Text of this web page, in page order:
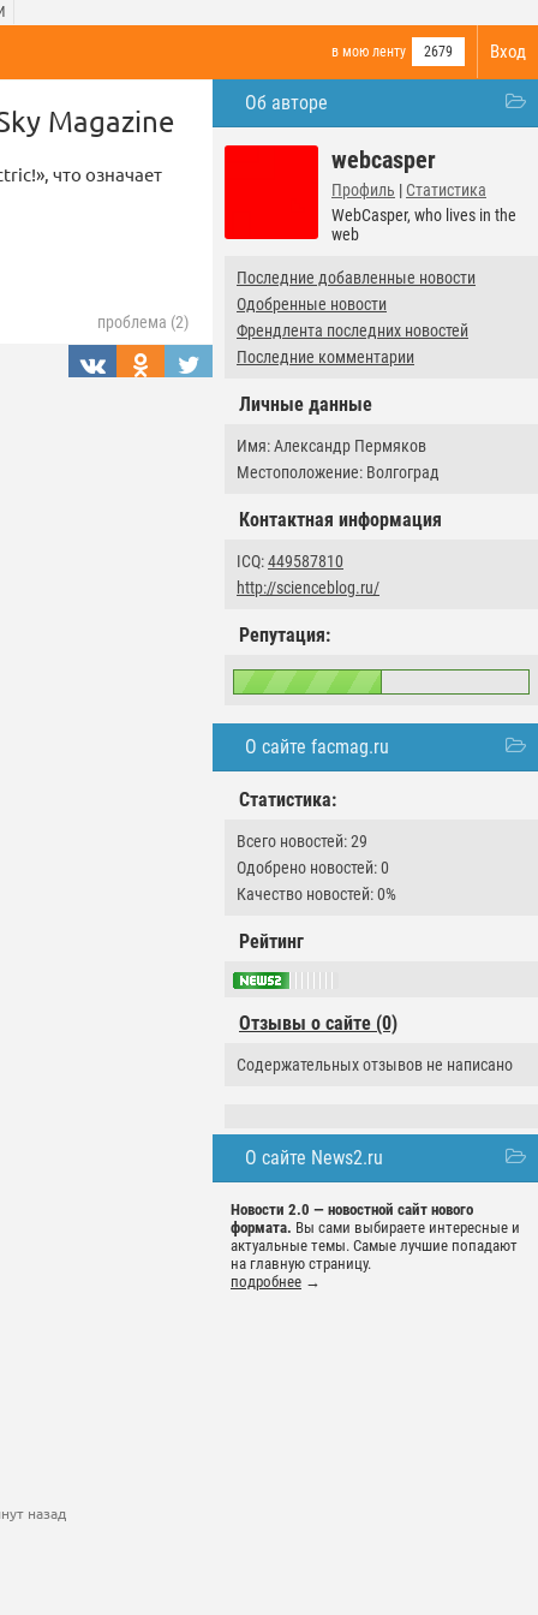
Вход
в мою ленту 2679
Об авторе
webcasper
Профиль | Статистика
WebCasper, who lives in the
web
Последние добавленные новости
Одобренные новости
Френдлента последних новостей
Последние комментарии
Личные данные
Имя: Александр Пермяков
Местоположение: Волгоград
Контактная информация
ICQ:449587810
http://scienceblog.ru/
Репутация:
О сайте facmag.ru
Статистика:
Всего новостей: 29
Одобрено новостей: 0
Качество новостей: 0%
Рейтинг
Отзывы о сайте (0)
Содержательных отзывов не написано
О сайте News2.ru
Новости 2.0 — новостной сайт нового
формата. Вы сами выбираете интересные и
актуальные темы. Самые лучшие попадают
на главную страницу.
подробнее →
Magazine
что означает
проблема (2)
назад